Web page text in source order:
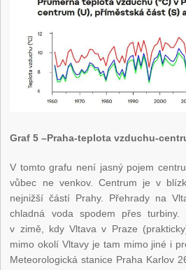
Graf 5 –Praha-teplota vzduchu-
V tomto grafu není jasný pojem
vůbec ne venkov. Centrum je v
nejnižší částí Prahy. Přehrady na
chladná voda spodem přes turbiny.
v zimě, kdy Vltava v Praze
mimo okolí Vltavy je tam mimo jiné i
Meteorologická stanice Praha Karlov